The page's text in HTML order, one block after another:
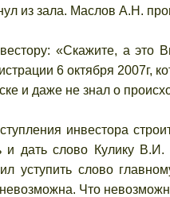
из зала. Маслов А.Н.
«Скажите, а это Вы
6 октября 2007г,
и даже не знал о
инвестора
и дать слово Кулику
уступить слово
невозможна. Что